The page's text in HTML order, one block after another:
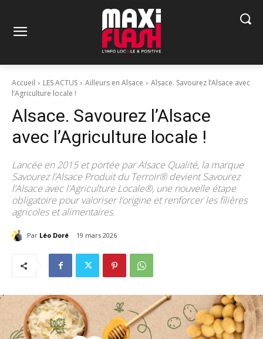
Accueil LES ACTUS Ailleurs en Alsace
Alsace. Savourez l’Alsace avec
l’Agriculture locale !
Alsace. Savourez l’Alsace
avec l’Agriculture locale !
Lancée en 2015 et portée par Alsace Qualité, la marque
Savourez l’Alsace Produit du Terroir® devient Savourez
l’Alsace avec l’Agriculture Locale®, une nouvelle étape
obligatoire pour valoriser l’origine et renforcer les filières
agricoles et alimentaires.
Par Léo Doré 19 mars 2026